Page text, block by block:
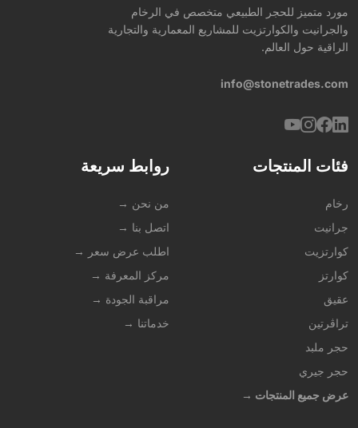
مورد متميز للحجر الطبيعي متخصص في الرخام
والجرانيت والكوارتزيت للمشاريع المعمارية والتجارية
الراقية حول العالم.
info@stonetrades.com
فئات المنتجات
رخام
جرانيت
كوارتزيت
كوارتز
عقيق
تراڤرتين
حجر ملبد
حجر جيري
عرض جميع المنتجات →
روابط سريعة
من نحن →
اتصل بنا →
اطلب عرض سعر →
مركز المعرفة →
مراقبة الجودة →
خدماتنا →